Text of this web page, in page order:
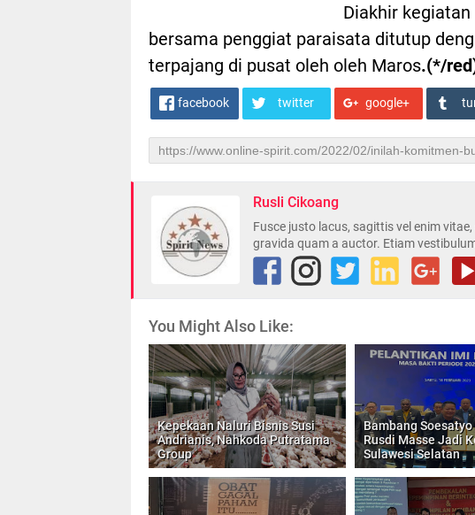
Diakhir
bersama penggiat paraisata ditutup
terpajang di pusat oleh oleh Maros.(*/
facebook twitter google+
Rusli Cikoang
Fusce justo lacus, sagittis vel enim
gravida quam a auctor. Etiam
You Might Also Like:
Kepekaan Naluri Bisnis Susi
Andrianis, Nahkoda Putratama
Group
Bambang
Rusdi Masse Jadi
Sulawesi Selatan